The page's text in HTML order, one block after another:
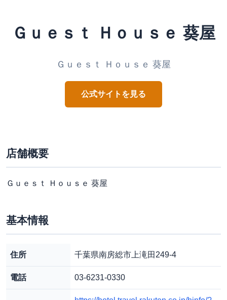
Ｇｕｅｓｔ Ｈｏｕｓｅ 葵屋
Ｇｕｅｓｔ Ｈｏｕｓｅ 葵屋
公式サイトを見る
店舗概要
Ｇｕｅｓｔ Ｈｏｕｓｅ 葵屋
基本情報
住所 千葉県南房総市上滝田249-4
電話 03-6231-0330